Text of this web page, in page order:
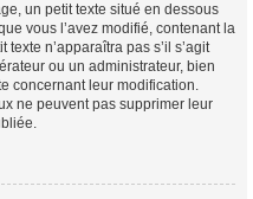
un petit texte situé en dessous
vous l’avez modifié, contenant la
n’apparaîtra pas s’il s’agit
ou un administrateur, bien
concernant leur modification.
ne peuvent pas supprimer leur